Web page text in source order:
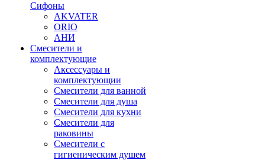
Сифоны
AKVATER
ORIO
АНИ
Смесители и
комплектующие
Аксессуары и
комплектующии
Смесители для ванной
Смесители для душа
Смесители для кухни
Смесители для
раковины
Смесители с
гигиеническим душем